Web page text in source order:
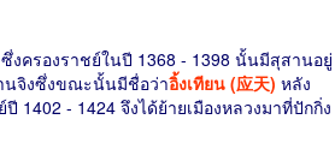
ซึ่งครองราชย์ในปี 1368 - 1398 นั้นมีสุสานอยู่
นจิงซึ่งขณะนั้นมีชื่อว่าอิ้งเทียน (应天) หลัง
1402 - 1424 จึงได้ย้ายเมืองหลวงมาที่ปักกิ่ง